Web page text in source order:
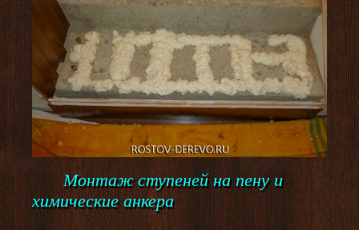
Монтаж ступеней на пену и
химические анкера